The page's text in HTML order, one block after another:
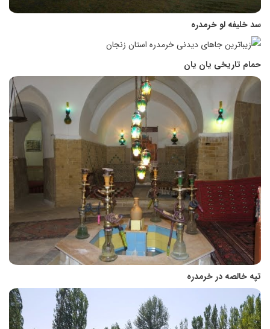
سد خلیفه لو خرمدره
حمام تاریخی یان یان
تپه خالصه در خرمدره